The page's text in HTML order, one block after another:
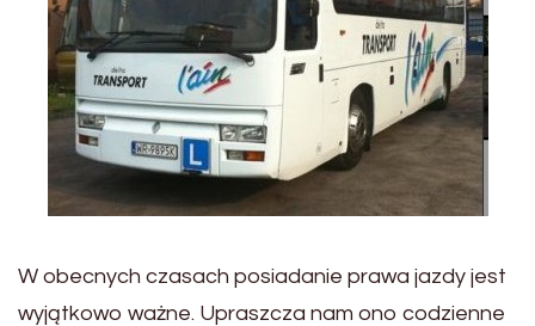
W obecnych czasach posiadanie prawa jazdy jest
wyjątkowo ważne. Upraszcza nam ono codzienne